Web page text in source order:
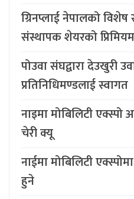
ग्रिनप्लाई नेपालको
संस्थापक शेयरको
पोउवा संघद्वारा देउखुरी
प्रतिनिधिमण्डलाई स्वागत
नाइमा मोबिलिटी एक्स्पो
चेरी क्यू
नाईमा मोबिलिटी
हुने